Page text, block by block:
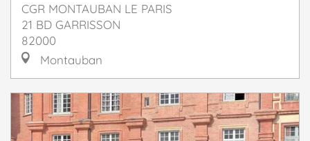
CGR MONTAUBAN LE PARIS
21 BD GARRISSON
82000
Montauban